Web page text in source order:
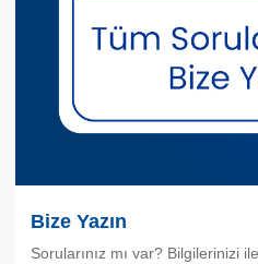
Bize Yazın
Sorularınız mı var? Bilgilerinizi